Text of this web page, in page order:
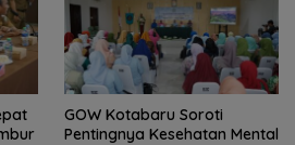
GOW Kotabaru Soroti
Pentingnya Kesehatan Mental